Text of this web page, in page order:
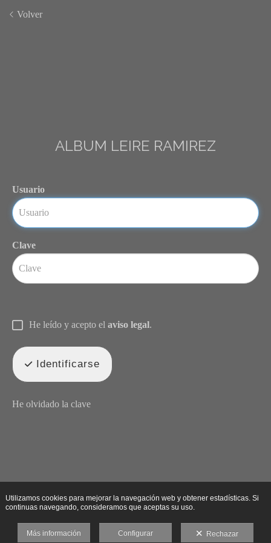
Volver
ALBUM LEIRE RAMIREZ
Usuario
Clave
He leído y acepto el aviso legal.
Identificarse
He olvidado la clave
Utilizamos cookies para mejorar la navegación web y obtener estadísticas. Si
continuas navegando, consideramos que aceptas su uso.
Más información Configurar Rechazar